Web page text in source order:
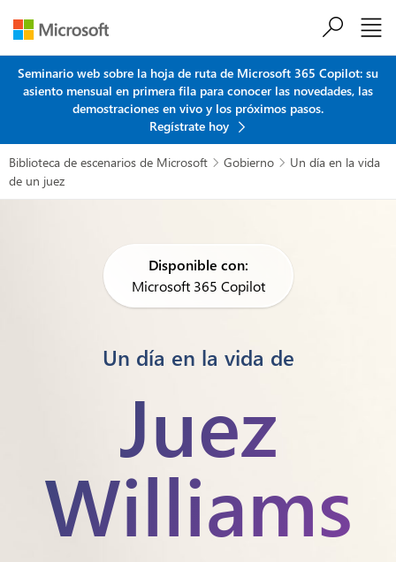
Seminario web sobre la hoja de ruta de Microsoft 365 Copilot: su
asiento mensual en primera fila para conocer las novedades, las
demostraciones en vivo y los próximos pasos.
Regístrate hoy
Biblioteca de escenarios de Microsoft  Gobierno 
Un día en la vida
de un juez
Disponible con:
Microsoft 365 Copilot
Un día en la vida de
Juez
Williams